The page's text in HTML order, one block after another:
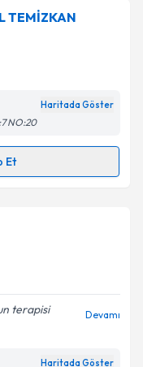
için randevu
randevu
e-posta ile
ilişkinAydınlatma
TEMİZKAN
Haritada Göster
NO:20
Et
randevu
e-posta ile
terapisi
Devamı
Haritada Göster